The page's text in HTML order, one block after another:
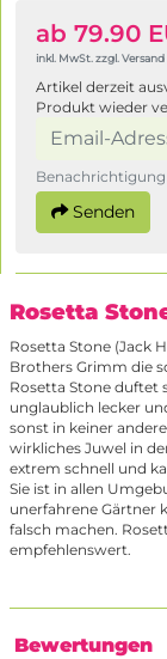
ab 79.90
inkl. MwSt. zzgl. Versand
Artikel derzeit
Produkt wieder
Senden
Rosetta
Rosetta Stone (Jack
Brothers Grimm die
Rosetta Stone duftet
unglaublich lecker
sonst in keiner
wirkliches Juwel in
extrem schnell und
Sie ist in allen
unerfahrene Gärtner
falsch machen.
empfehlenswert.
Bewertungen